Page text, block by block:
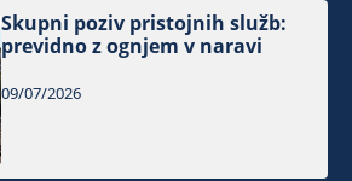
Skupni poziv pristojnih služb:
previdno z ognjem v naravi
09/07/2026